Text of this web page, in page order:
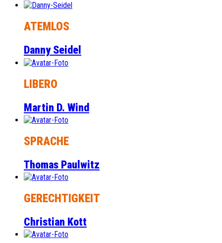
ATEMLOS
Danny Seidel
LIBERO
Martin D. Wind
SPRACHE
Thomas Paulwitz
GERECHTIGKEIT
Christian Kott